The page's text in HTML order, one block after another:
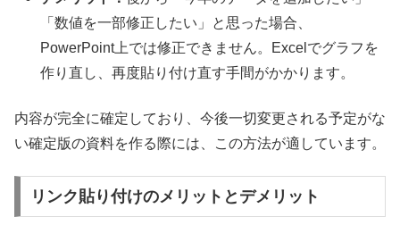
「数値を一部修正したい」と思った場合、
PowerPoint上では修正できません。Excelでグラフを
作り直し、再度貼り付け直す手間がかかります。
内容が完全に確定しており、今後一切変更される予定がな
い確定版の資料を作る際には、この方法が適しています。
リンク貼り付けのメリットとデメリット